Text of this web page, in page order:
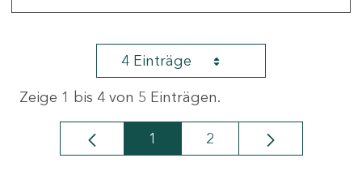
4 Einträge
Zeige 1 bis 4 von 5 Einträgen.
Seite
1 Seite
2